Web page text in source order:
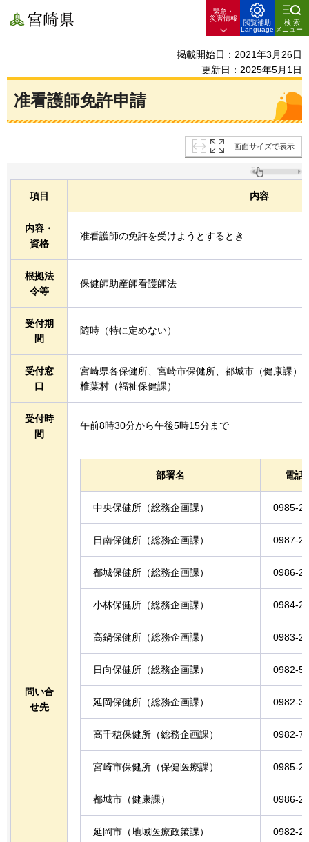
宮崎県
緊急・
災害情報
閲覧補助
Language
検索
メニュー
掲載開始日：2021年3月26日
更新日：2025年5月1日
准看護師免許申請
画面サイズで表示
項目 内容
内容・
資格
准看護師の免許を受けようとするとき
根拠法
令等
保健師助産師看護師法
受付期
間
随時（特に定めない）
受付窓
口
宮崎県各保健所、宮崎市保健所、都城市（健康課）
椎葉村（福祉保健課）
受付時
間
午前8時30分から午後5時15分まで
問い合
せ先
部署名 電話
中央保健所（総務企画課） 0985-
日南保健所（総務企画課） 0987-
都城保健所（総務企画課） 0986-
小林保健所（総務企画課） 0984-
高鍋保健所（総務企画課） 0983-
日向保健所（総務企画課） 0982-
延岡保健所（総務企画課） 0982-
高千穂保健所（総務企画課） 0982-
宮崎市保健所（保健医療課） 0985-
都城市（健康課） 0986-
延岡市（地域医療政策課） 0982-